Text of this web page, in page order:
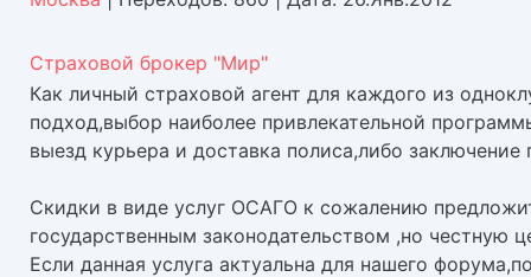
Страховой брокер "Мир"
Как личный страховой агент для каждого из
подход,выбор наиболее привлекательной
выезд курьера и доставка полиса,либо
Скидки в виде услуг ОСАГО к сожалению
государственным законодательством ,но честную
Если данная услуга актуальна для нашего